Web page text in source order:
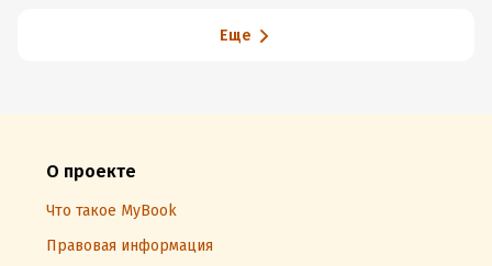
Еще
О проекте
Что такое MyBook
Правовая информация